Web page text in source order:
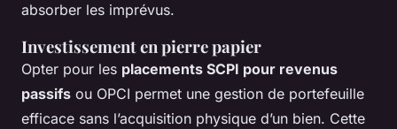
absorber les imprévus.
Investissement en pierre papier
Opter pour les placements SCPI pour revenus
passifs ou OPCI permet une gestion de portefeuille
efficace sans l’acquisition physique d’un bien. Cette